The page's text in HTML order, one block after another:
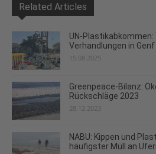
Related Articles
UN-
Verhandlungen in
15.08.2025
Greenpeace-Bilanz:
Rückschläge 2023
28.12.2023
NABU: Kippen und
häufigster Müll an